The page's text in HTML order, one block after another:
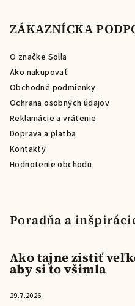
ZÁKAZNÍCKA
O značke Solla
Ako nakupovať
Obchodné podmienky
Ochrana osobných údajov
Reklamácie a vrátenie
Doprava a platba
Kontakty
Hodnotenie obchodu
Poradňa a
Ako tajne zistiť
aby si to všimla
29.7.2026